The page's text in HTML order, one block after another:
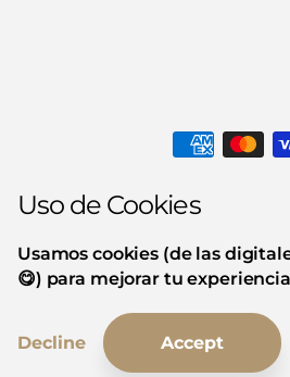
Uso de Cookies
Usamos cookies (de las
😋) para mejorar tu
Decline Accept